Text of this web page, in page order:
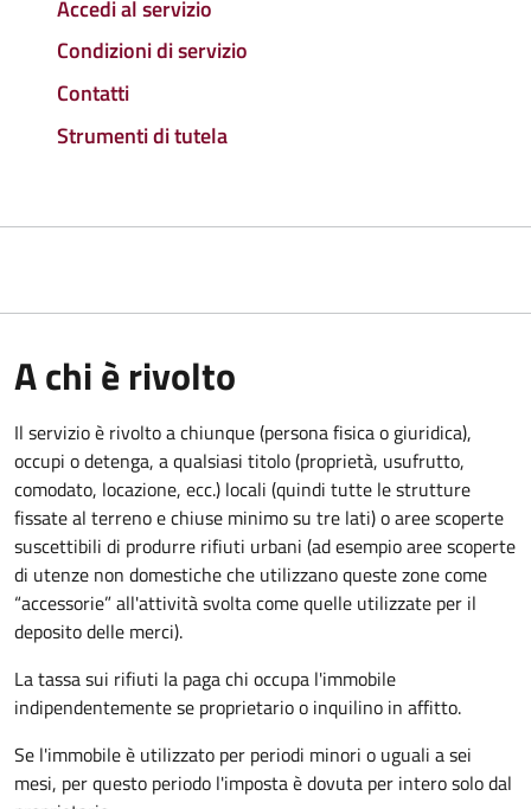
Accedi al servizio
Condizioni di servizio
Contatti
Strumenti di tutela
A chi è rivolto
Il servizio è rivolto a chiunque (persona fisica o giuridica),
occupi o detenga, a qualsiasi titolo (proprietà, usufrutto,
comodato, locazione, ecc.) locali (quindi tutte le strutture
fissate al terreno e chiuse minimo su tre lati) o aree scoperte
suscettibili di produrre rifiuti urbani (ad esempio aree scoperte
di utenze non domestiche che utilizzano queste zone come
“accessorie” all'attività svolta come quelle utilizzate per il
deposito delle merci).
La tassa sui rifiuti la paga chi occupa l'immobile
indipendentemente se proprietario o inquilino in affitto.
Se l'immobile è utilizzato per periodi minori o uguali a sei
mesi, per questo periodo l'imposta è dovuta per intero solo dal